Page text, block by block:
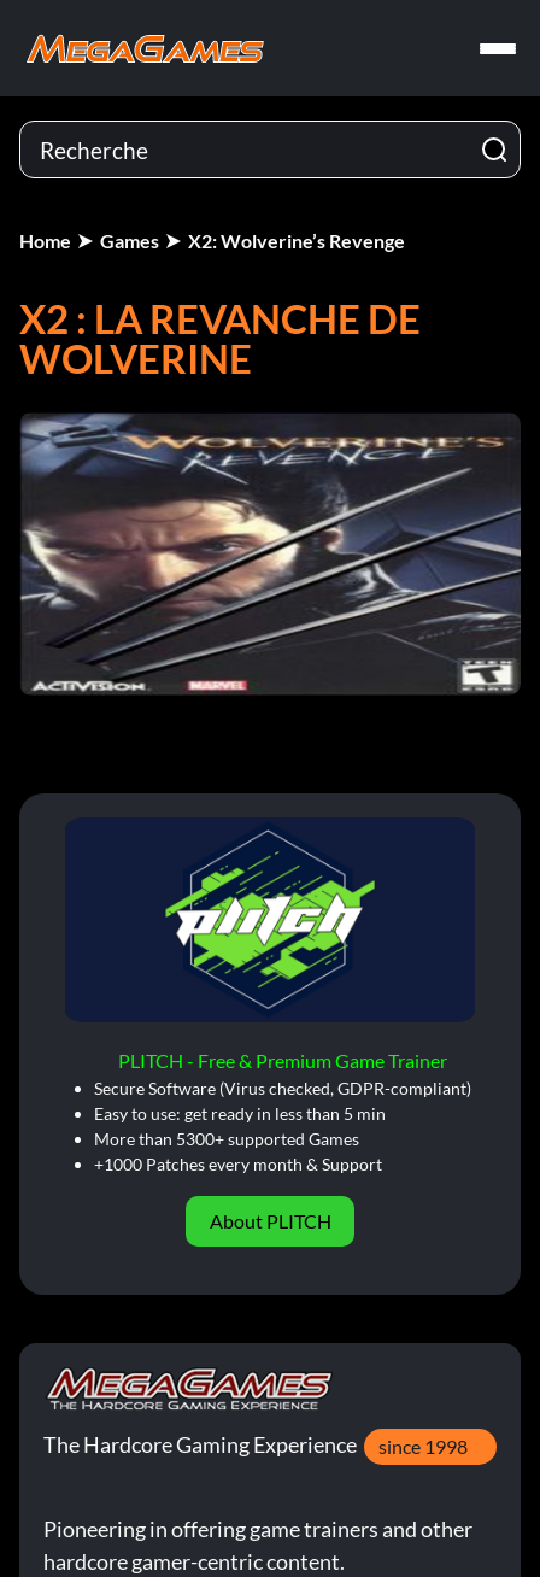
Home Games X2: Wolverine’s Revenge
X2 : LA REVANCHE DE
WOLVERINE
PLITCH - Free & Premium Game Trainer
Secure Software (Virus checked, GDPR-compliant)
Easy to use: get ready in less than 5 min
More than 5300+ supported Games
+1000 Patches every month & Support
About PLITCH
The Hardcore Gaming Experience since 1998
Pioneering in offering game trainers and other
hardcore gamer-centric content.